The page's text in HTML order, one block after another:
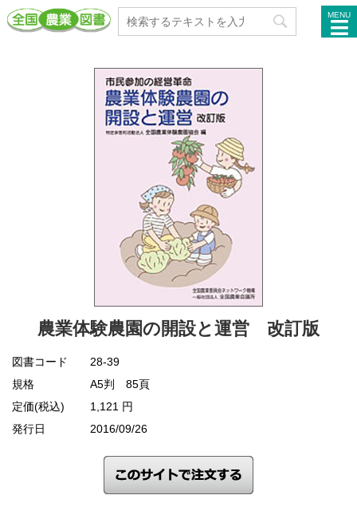
MENU
農業体験農園の開設と運営 改訂版
図書コード
28-39
規格
A5判 85頁
定価(税込)
1,121 円
発行日
2016/09/26